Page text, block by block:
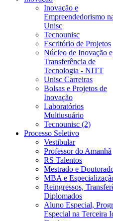
Inovação e
Empreendedorismo
Unisc
Tecnounisc
Escritório de Projetos
Núcleo de Inovação e
Transferência de
Tecnologia - NITT
Unisc Carreiras
Bolsas e Projetos de
Inovação
Laboratórios
Multiusuário
Tecnounisc (2)
Processo Seletivo
Vestibular
Professor do Amanhã
RS Talentos
Mestrado e
MBA e
Reingressos,
Diplomados
Aluno Especial,
Especial na Terceira